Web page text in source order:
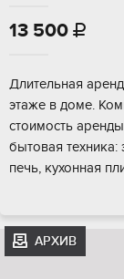
13 500 
Длительная
этаже в доме.
стоимость
бытовая техника:
печь, кухонная
АРХИВ